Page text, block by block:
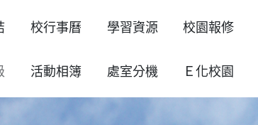
校行事曆 學習資源 校園報修
活動相簿 處室分機 Ｅ化校園